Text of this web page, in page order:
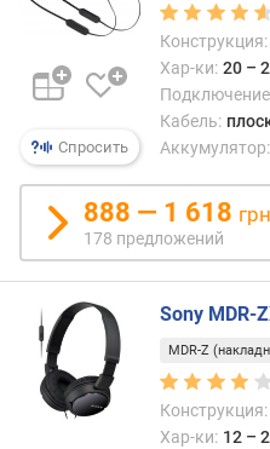
д
т
е
о
б
а
в
л
е
и
я
п
о
Спросить
Конструкция:
Хар-ки: 20 –
Кабель:
Аккумулятор:
888 — 1 618
178 предложений
Sony MDR-
MDR-Z
Конструкция:
Хар-ки: 12 –